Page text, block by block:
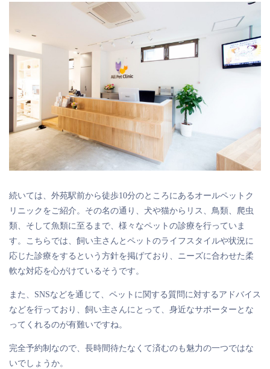
続いては、外苑駅前から徒歩10分のところにあるオールペットク
リニックをご紹介。その名の通り、犬や猫からリス、鳥類、爬虫
類、そして魚類に至るまで、様々なペットの診療を行っていま
す。こちらでは、飼い主さんとペットのライフスタイルや状況に
応じた診療をするという方針を掲げており、ニーズに合わせた柔
軟な対応を心がけているそうです。
また、SNSなどを通じて、ペットに関する質問に対するアドバイス
などを行っており、飼い主さんにとって、身近なサポーターとな
ってくれるのが有難いですね。
完全予約制なので、長時間待たなくて済むのも魅力の一つではな
いでしょうか。